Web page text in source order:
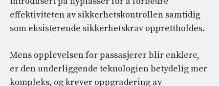
effektiviteten av sikkerhetskontrollen samtidig
som eksisterende sikkerhetskrav opprettholdes.
Mens opplevelsen for passasjerer blir enklere,
er den underliggende teknologien betydelig mer
kompleks, og krever oppgradering av